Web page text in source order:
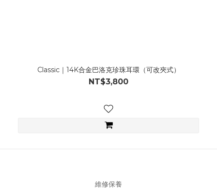
Classic｜14K合金巴洛克珍珠耳環（可改夾式）
NT$3,800
維修保養